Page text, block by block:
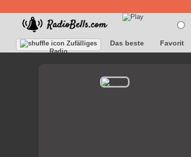
Zufälliges
Radio
Das beste Favorit